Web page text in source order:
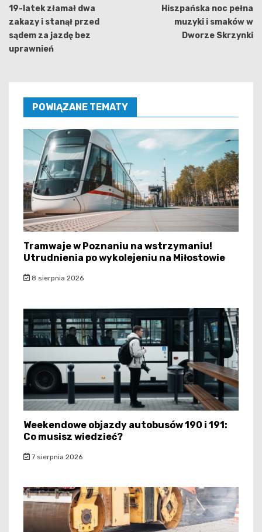
wpisu
19-latek złamał dwa
zakazy i stanął przed
sądem za jazdę bez
uprawnień
Hiszpańska noc pełna
muzyki i smaków w
Dworze Skrzynki
POWIĄZANE TEMATY
Tramwaje w Poznaniu na wstrzymaniu!
Utrudnienia po wykolejeniu na Miłostowie
8 sierpnia 2026
Weekendowe objazdy autobusów 190 i 191:
Co musisz wiedzieć?
7 sierpnia 2026